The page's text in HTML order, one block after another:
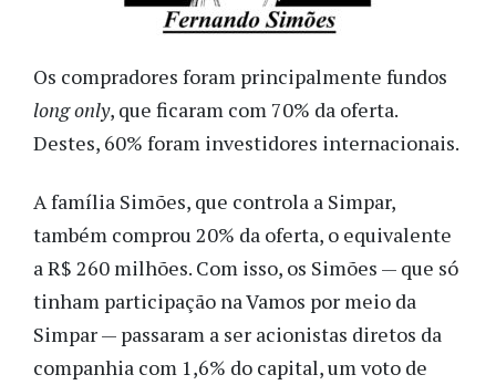
Os compradores foram principalmente fundos
long only, que ficaram com 70% da oferta.
Destes, 60% foram investidores internacionais.
A família Simões, que controla a Simpar,
também comprou 20% da oferta, o equivalente
a R$ 260 milhões. Com isso, os Simões — que só
tinham participação na Vamos por meio da
Simpar — passaram a ser acionistas diretos da
companhia com 1,6% do capital, um voto de